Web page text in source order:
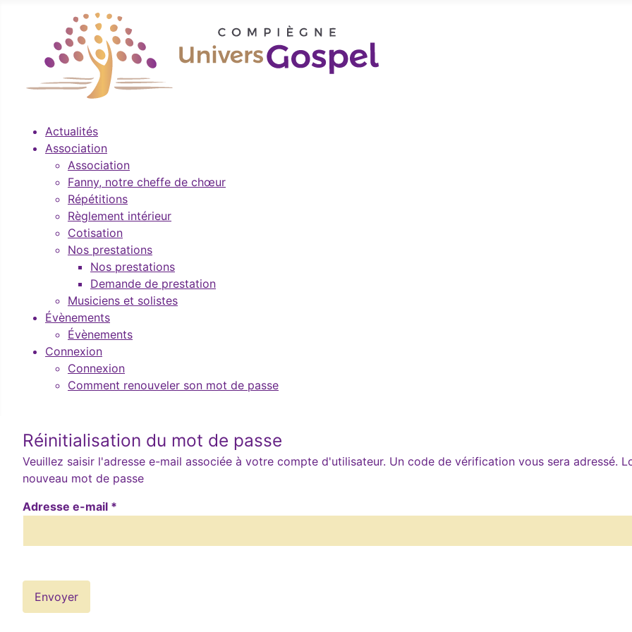
Actualités
Association
Association
Fanny, notre cheffe de chœur
Répétitions
Règlement intérieur
Cotisation
Nos prestations
Nos prestations
Demande de prestation
Musiciens et solistes
Évènements
Évènements
Connexion
Connexion
Comment renouveler son mot de passe
Réinitialisation du mot de passe
Veuillez saisir l'adresse e-mail associée à votre compte d'utilisateur. Un code de vérification vous sera adressé.
nouveau mot de passe
Adresse e-mail *
Envoyer